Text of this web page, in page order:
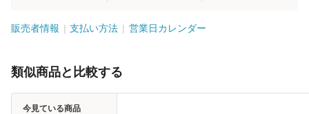
販売者情報 支払い方法 営業日カレンダー
類似商品と比較する
今見ている商品